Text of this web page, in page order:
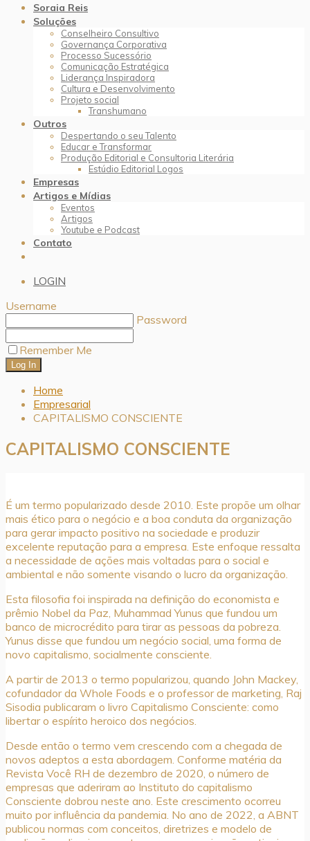
Soraia Reis
Soluções
Conselheiro Consultivo
Governança Corporativa
Processo Sucessório
Comunicação Estratégica
Liderança Inspiradora
Cultura e Desenvolvimento
Projeto social
Transhumano
Outros
Despertando o seu Talento
Educar e Transformar
Produção Editorial e Consultoria Literária
Estúdio Editorial Logos
Empresas
Artigos e Mídias
Eventos
Artigos
Youtube e Podcast
Contato
LOGIN
Username
Password
Remember Me
Home
Empresarial
CAPITALISMO CONSCIENTE
CAPITALISMO CONSCIENTE
É um termo popularizado desde 2010. Este propõe um olhar
mais ético para o negócio e a boa conduta da organização
para gerar impacto positivo na sociedade e produzir
excelente reputação para a empresa. Este enfoque ressalta
a necessidade de ações mais voltadas para o social e
ambiental e não somente visando o lucro da organização.
Esta filosofia foi inspirada na definição do economista e
prêmio Nobel da Paz, Muhammad Yunus que fundou um
banco de microcrédito para tirar as pessoas da pobreza.
Yunus disse que fundou um negócio social, uma forma de
novo capitalismo, socialmente consciente.
A partir de 2013 o termo popularizou, quando John Mackey,
cofundador da Whole Foods e o professor de marketing, Raj
Sisodia publicaram o livro Capitalismo Consciente: como
libertar o espírito heroico dos negócios.
Desde então o termo vem crescendo com a chegada de
novos adeptos a esta abordagem. Conforme matéria da
Revista Você RH de dezembro de 2020, o número de
empresas que aderiram ao Instituto do capitalismo
Consciente dobrou neste ano. Este crescimento ocorreu
muito por influência da pandemia. No ano de 2022, a ABNT
publicou normas com conceitos, diretrizes e modelo de